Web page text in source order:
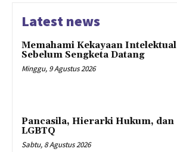
Latest news
Memahami Kekayaan Intelektual
Sebelum Sengketa Datang
Minggu, 9 Agustus 2026
Pancasila, Hierarki Hukum, dan
LGBTQ
Sabtu, 8 Agustus 2026